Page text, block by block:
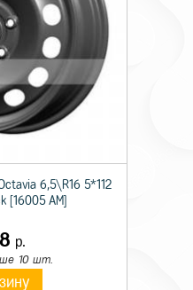
6,5\R16 5*112
[16005 AM]
р.
10 шт.